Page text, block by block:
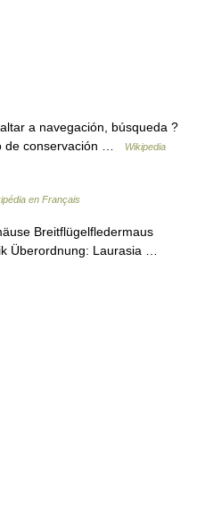
a navegación, búsqueda ?
de conservación …
Wikipedia
en Français
Breitflügelfledermaus
Überordnung: Laurasia …